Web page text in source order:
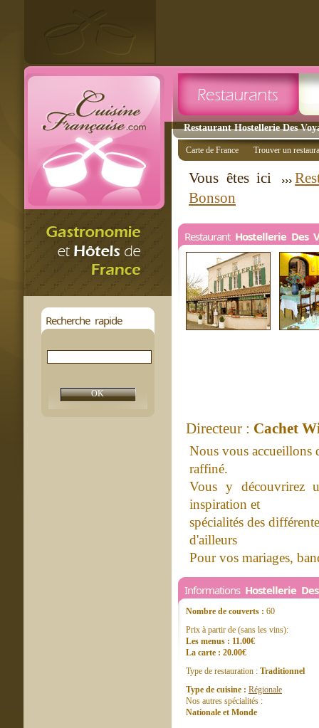
Restaurant Hostellerie Des
Recherche rapide
Carte de France Trouver un
Vous êtes ici
Bonson
Restaurant Hostellerie Des
Directeur : Cachet
Nous vous accueillons
raffiné.
Vous y découvrirez
inspiration et
spécialités des
d'ailleurs
Pour vos mariages,
Informations Hostellerie
Nombre de couverts : 60
Prix à partir de (sans les vins):
Les menus : 11.00€
La carte : 20.00€
Type de restauration : Traditionnel
Type de cuisine : Régionale
Nos autres spécialités :
Nationale et Monde